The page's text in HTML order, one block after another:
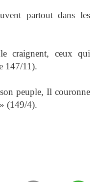
partout dans les
craignent, ceux qui
147/11).
peuple, Il couronne
(149/4).